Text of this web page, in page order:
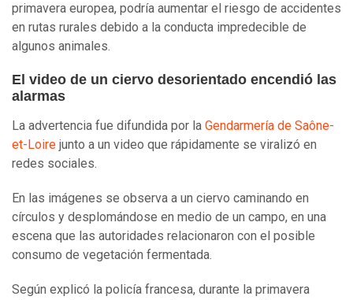
primavera europea, podría aumentar el riesgo de accidentes
en rutas rurales debido a la conducta impredecible de
algunos animales.
El video de un ciervo desorientado encendió las
alarmas
La advertencia fue difundida por la Gendarmería de Saône-
et-Loire junto a un video que rápidamente se viralizó en
redes sociales.
En las imágenes se observa a un ciervo caminando en
círculos y desplomándose en medio de un campo, en una
escena que las autoridades relacionaron con el posible
consumo de vegetación fermentada.
Según explicó la policía francesa, durante la primavera